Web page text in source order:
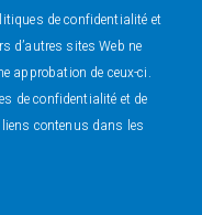
de confidentialité et
d’autres sites Web ne
approbation de ceux-ci.
de confidentialité et de
contenus dans les